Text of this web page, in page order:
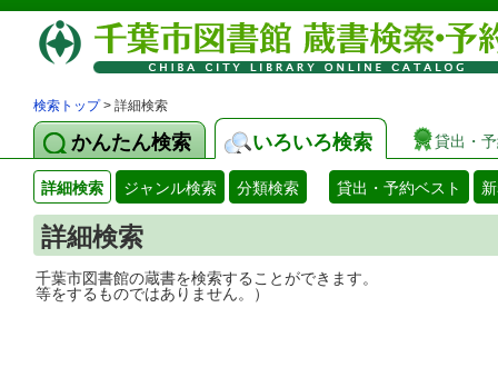
検索トップ> 詳細検索
かんたん検索 いろいろ検索 貸出・
詳細検索 ジャンル検索 分類検索 貸出・予約ベスト
詳細検索
千葉市図書館の蔵書を検索することがで
等をするものではありません。）